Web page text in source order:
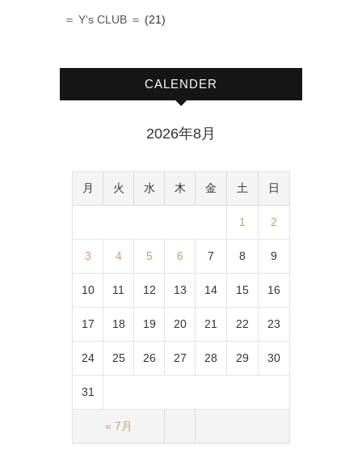
＝ Y‘s CLUB ＝ (21)
CALENDER
2026年8月
月 火 水 木 金 土 日
« 7月
1 2
3 4 5 6 7 8 9
10 11 12 13 14 15 16
17 18 19 20 21 22 23
24 25 26 27 28 29 30
31